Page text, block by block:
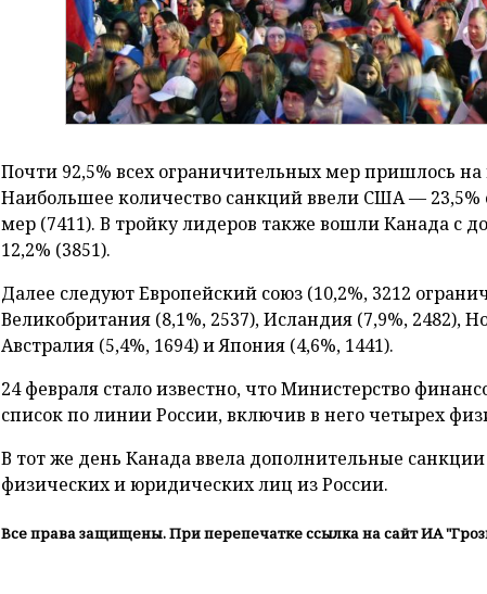
Почти 92,5% всех ограничительных мер пришлось на
Наибольшее количество санкций ввели США — 23,5%
мер (7411). В тройку лидеров также вошли Канада с
12,2% (3851).
Далее следуют Европейский союз (10,2%, 3212
Великобритания (8,1%, 2537), Исландия (7,9%, 2482),
Австралия (5,4%, 1694) и Япония (4,6%, 1441).
24 февраля стало известно, что Министерство
список по линии России, включив в него четырех
В тот же день Канада ввела дополнительные
физических и юридических лиц из России.
Все права защищены. При перепечатке ссылка на сайт ИА